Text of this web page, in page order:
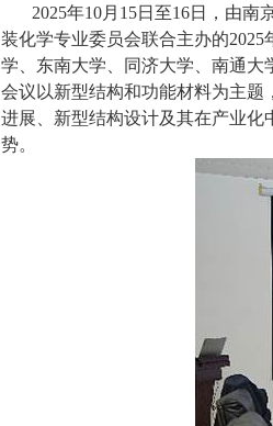
2025年10月15日至16日，由
装化学专业委员会联合主办的
学、东南大学、同济大学、南通大
会议以新型结构和功能材料为主
进展、新型结构设计及其在产业
势。